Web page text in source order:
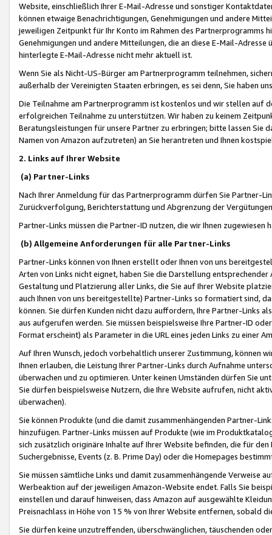
Website, einschließlich Ihrer E-Mail-Adresse und sonstiger
können etwaige Benachrichtigungen, Genehmigungen und andere
jeweiligen Zeitpunkt für Ihr Konto im Rahmen des Partnerprogramms
Genehmigungen und andere Mitteilungen, die an diese E-Mail-
hinterlegte E-Mail-Adresse nicht mehr aktuell ist.
Wenn Sie als Nicht-US-Bürger am Partnerprogramm teilnehmen,
außerhalb der Vereinigten Staaten erbringen, es sei denn, Sie haben
Die Teilnahme am Partnerprogramm ist kostenlos und wir stellen auf
erfolgreichen Teilnahme zu unterstützen. Wir haben zu keinem
Beratungsleistungen für unsere Partner zu erbringen; bitte lassen Sie
Namen von Amazon aufzutreten) an Sie herantreten und Ihnen
2. Links auf Ihrer Website
(a) Partner-Links
Nach Ihrer Anmeldung für das Partnerprogramm dürfen Sie Partner-
Zurückverfolgung, Berichterstattung und Abgrenzung der
Partner-Links müssen die Partner-ID nutzen, die wir Ihnen zugewiesen
(b) Allgemeine Anforderungen für alle Partner-Links
Partner-Links können von Ihnen erstellt oder Ihnen von uns
Arten von Links nicht eignet, haben Sie die Darstellung
Gestaltung und Platzierung aller Links, die Sie auf Ihrer Website
auch Ihnen von uns bereitgestellte) Partner-Links so formatiert sind,
können. Sie dürfen Kunden nicht dazu auffordern, Ihre Partner-Links
aus aufgerufen werden. Sie müssen beispielsweise Ihre Partner-ID
Format erscheint) als Parameter in die URL eines jeden Links zu einer
Auf Ihren Wunsch, jedoch vorbehaltlich unserer Zustimmung, können
Ihnen erlauben, die Leistung Ihrer Partner-Links durch Aufnahme
überwachen und zu optimieren. Unter keinen Umständen dürfen Sie
Sie dürfen beispielsweise Nutzern, die Ihre Website aufrufen, nicht
überwachen).
Sie können Produkte (und die damit zusammenhängenden Partner-
hinzufügen. Partner-Links müssen auf Produkte (wie im
sich zusätzlich originäre Inhalte auf Ihrer Website befinden, die für
Suchergebnisse, Events (z. B. Prime Day) oder die Homepages
Sie müssen sämtliche Links und damit zusammenhängende
Werbeaktion auf der jeweiligen Amazon-Website endet. Falls Sie
einstellen und darauf hinweisen, dass Amazon auf ausgewählte
Preisnachlass in Höhe von 15 % von Ihrer Website entfernen, sobald
Sie dürfen keine unzutreffenden, überschwänglichen, täuschenden